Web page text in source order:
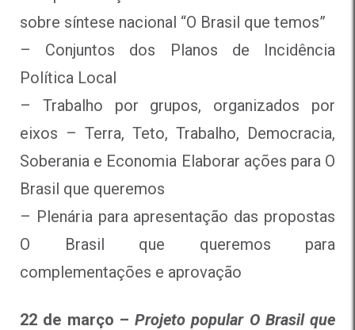
sobre síntese nacional “O Brasil que temos”
– Conjuntos dos Planos de Incidência
Política Local
– Trabalho por grupos, organizados por
eixos – Terra, Teto, Trabalho, Democracia,
Soberania e Economia Elaborar ações para O
Brasil que queremos
– Plenária para apresentação das propostas
O Brasil que queremos para
complementações e aprovação
22 de março – Projeto popular O Brasil que